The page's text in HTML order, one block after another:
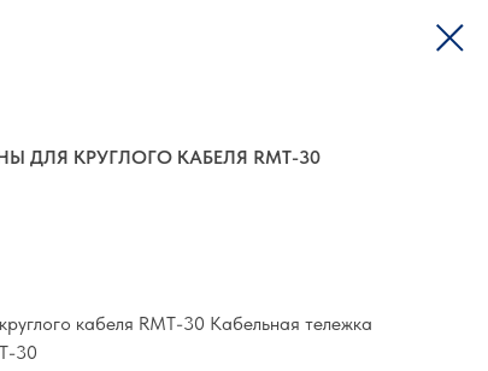
ДЛЯ КРУГЛОГО КАБЕЛЯ RMT-30
кабеля RMT-30 Кабельная тележка
30